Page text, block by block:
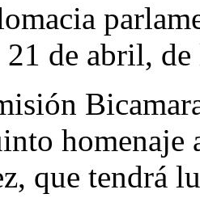
de abril,
homenaje
que tendrá